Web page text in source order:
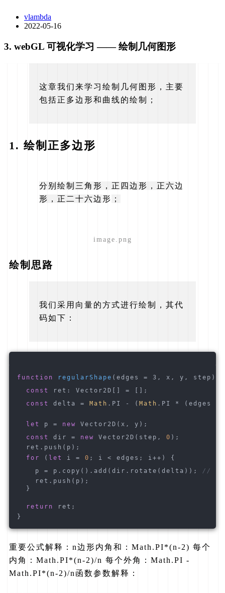
vlambda
2022-05-16
3. webGL 可视化学习 —— 绘制几何图形
这章我们来学习绘制几何图形，主要
包括正多边形和曲线的绘制；
1. 绘制正多边形
分别绘制三角形，正四边形，正六边
形，正二十六边 形 ；
image.png
绘制思路
我们采用向量的方式进行绘制，其代
码如下：
function regularShape ( edges = 3, x, y, step )
const
ret: Vector2D[] = [];
const
delta = Math .PI - ( Math .PI * (edges -
let p = new
Vector2D(x, y);
const
dir = new Vector2D(step, 0 );
ret.push(p);
for
( let i = 0 ; i < edges; i++) {
p = p.copy().add(dir.rotate(delta)); // 顺
ret.push(p);
}
return
ret;
}
重要公式解释：n边形内角和：Math.PI*(n-2) 每个
内角：Math.PI*(n-2)/n 每个外角：Math.PI -
Math.PI*(n-2)/n 函数参数解释：